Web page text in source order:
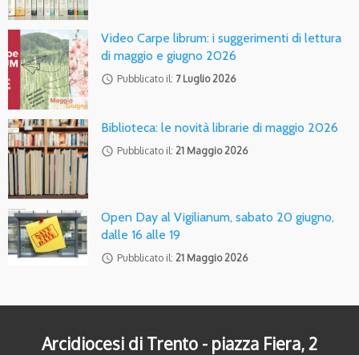
Video Carpe librum: i suggerimenti di lettura
di maggio e giugno 2026
access_time Pubblicato il: 7 Luglio 2026
Biblioteca: le novità librarie di maggio 2026
access_time Pubblicato il: 21 Maggio 2026
Open Day al Vigilianum, sabato 20 giugno,
dalle 16 alle 19
access_time Pubblicato il: 21 Maggio 2026
Arcidiocesi di Trento - piazza Fiera, 2